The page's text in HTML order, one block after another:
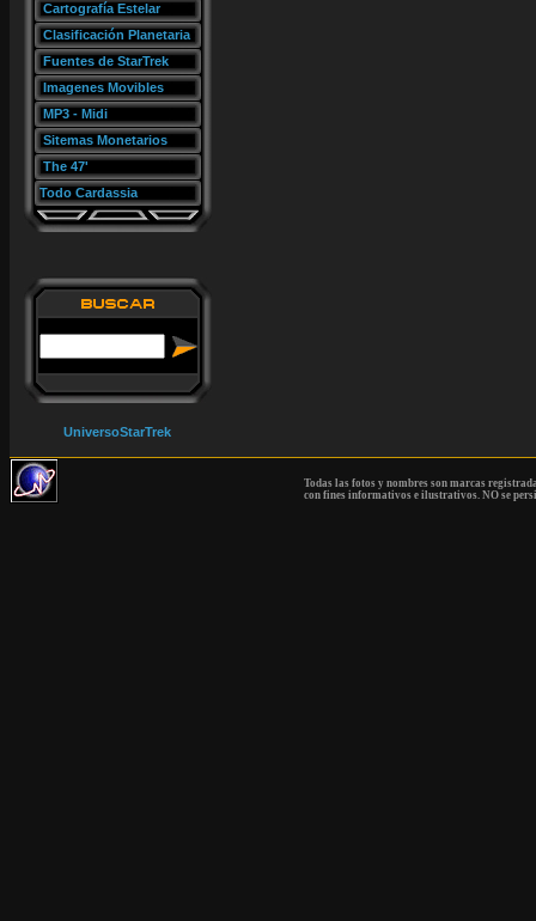
Cartografía Estelar
Clasificación Planetaria
Fuentes de StarTrek
Imagenes Movibles
MP3 - Midi
Sitemas Monetarios
The 47'
Todo Cardassia
UniversoStarTrek
Todas las fotos y nombres son marcas
con fines informativos e ilustrativos. NO se